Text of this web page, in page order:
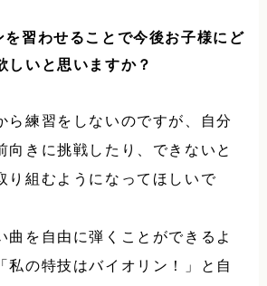
を習わせることで今後お子様にど
しいと思いますか？
ら練習をしないのですが、自分
向きに挑戦したり、できないと
り組むようになってほしいで
曲を自由に弾くことができるよ
私の特技はバイオリン！」と自